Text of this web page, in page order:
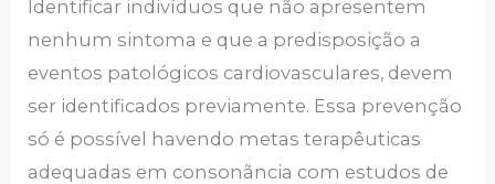
Identificar indivíduos que não apresentem
nenhum sintoma e que a predisposição a
eventos patológicos cardiovasculares, devem
ser identificados previamente. Essa prevenção
só é possível havendo metas terapêuticas
adequadas em consonãncia com estudos de